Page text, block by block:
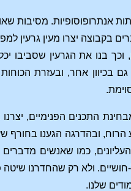
מסיבות
בקבוצה יצרו מעין גרעין
בנו את הגרעין שסביבו
אחר, ובעזרת
התכנים הפנימיים,
ובהדרגה הגענו בחורף
כמו שאנשים מדברים על
ולא רק שהחדרנו
שלנו.